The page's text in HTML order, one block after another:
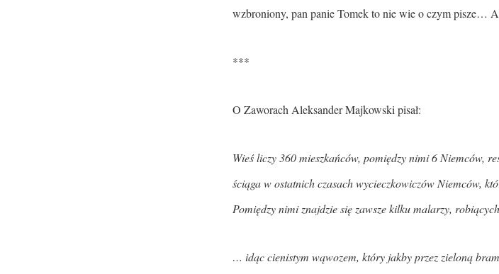
wzbroniony, pan panie Tomek to nie wie o czym pisze…
***
O Zaworach Aleksander Majkowski pisał:
Wieś liczy 360 mieszkańców, pomiędzy nimi 6 Niemców,
ściąga w ostatnich czasach wycieczkowiczów Niemców,
Pomiędzy nimi znajdzie się zawsze kilku malarzy,
… idąc cienistym wąwozem, który jakby przez zieloną